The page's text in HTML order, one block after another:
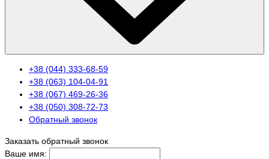
+38 (044) 333-68-59
+38 (063) 104-04-91
+38 (067) 469-26-36
+38 (050) 308-72-73
Обратный звонок
Заказать обратный звонок
Ваше имя: